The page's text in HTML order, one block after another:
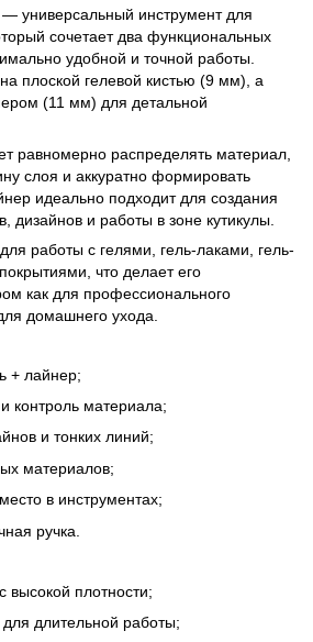
— универсальный инструмент для
сочетает два функциональных
удобной и точной работы.
плоской гелевой кистью (9 мм), а
(11 мм) для детальной
равномерно распределять материал,
слоя и аккуратно формировать
идеально подходит для создания
дизайнов и работы в зоне кутикулы.
работы с гелями, гель-лаками, гель-
что делает его
как для профессионального
домашнего ухода.
+ лайнер;
контроль материала;
и тонких линий;
материалов;
в инструментах;
ручка.
высокой плотности;
длительной работы;